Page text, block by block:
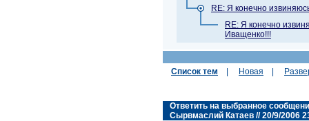
RE: Я конечно
RE: Я конечно
Иващенко!!!
Список тем Новая
Ответить на выбранное
Сырвмаслий Катаев // 20/9/2006